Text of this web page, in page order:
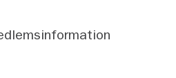
steg.